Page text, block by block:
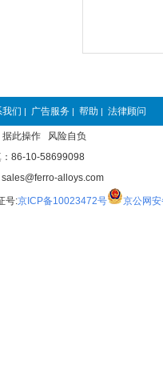
我们 | 广告服务 | 帮助 | 法律顾问
此操作 风险自负
86-10-58699098
alloys.com
号:京ICP备10023472号 京公网